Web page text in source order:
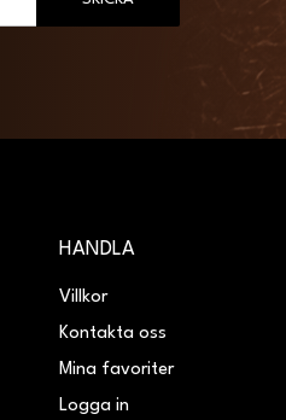
HANDLA
Villkor
Kontakta oss
Mina favoriter
Logga in